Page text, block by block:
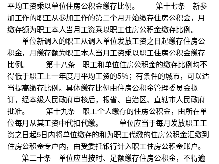
平均工资乘以单位住房公积金缴存比例。 第十七条 新参
加工作的职工从参加工作的第二个月开始缴存住房公积金，月
缴存额为职工本人当月工资乘以职工住房公积金缴存比例。
单位新调入的职工从调入单位发放工资之日起缴存住房公
积金，月缴存额为职工本人当月工资乘以职工住房公积金缴存
比例。 第十八条 职工和单位住房公积金的缴存比例均不
得低于职工上一年度月平均工资的5％；有条件的城市，可以适
当提高缴存比例。具体缴存比例由住房公积金管理委员会拟
订，经本级人民政府审核后，报省、自治区、直辖市人民政府
批准。 第十九条 职工个人缴存的住房公积金，由所在单
位每月从其工资中代扣代缴。 单位应当于每月发放职工工
资之日起5日内将单位缴存的和为职工代缴的住房公积金汇缴到
住房公积金专户内，由受委托银行计入职工住房公积金账户。
第二十条 单位应当按时、足额缴存住房公积金，不得逾